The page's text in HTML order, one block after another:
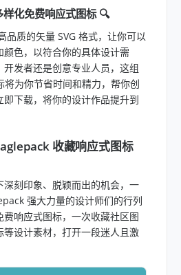
化免费响应式图标 🔍
品质的矢量 SVG 格式，让你可以
色，以符合你的具体设计需
发者还是创意专业人员，这组
为你节省时间和精力，帮你创
下载，将你的设计作品提升到
收藏响应式图标
刻印象、脱颖而出的机会，一
强大力量的设计师们的行列
响应式图标，一次收藏社区图
设计素材，打开一段迷人且激